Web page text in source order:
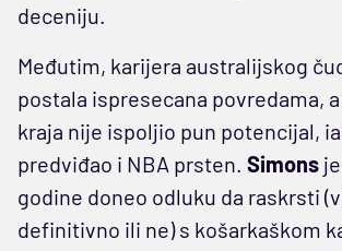
deceniju.
Međutim, karijera australijskog
postala ispresecana povredama,
kraja nije ispoljio pun potencijal,
predviđao i NBA prsten. Simons
godine doneo odluku da raskrsti
definitivno ili ne) s košarkaškom